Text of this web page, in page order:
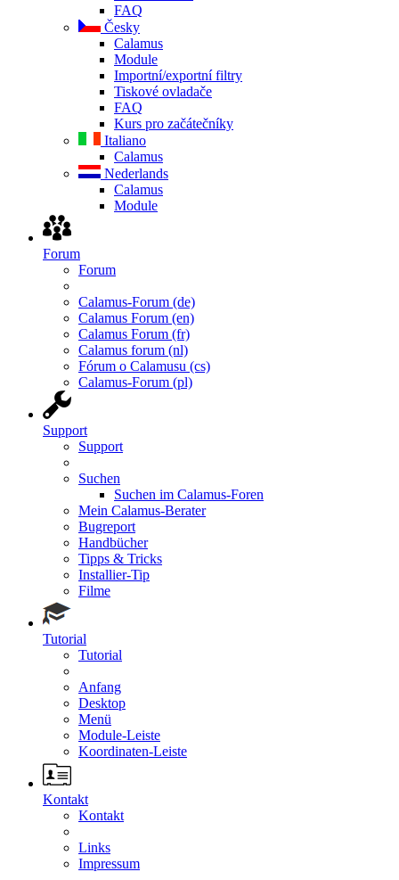
FAQ
Česky
Calamus
Module
Importní/exportní filtry
Tiskové ovladače
FAQ
Kurs pro začátečníky
Italiano
Calamus
Nederlands
Calamus
Module
Forum
Forum
Calamus-Forum (de)
Calamus Forum (en)
Calamus Forum (fr)
Calamus forum (nl)
Fórum o Calamusu (cs)
Calamus-Forum (pl)
Support
Support
Suchen
Suchen im Calamus-Foren
Mein Calamus-Berater
Bugreport
Handbücher
Tipps & Tricks
Installier-Tip
Filme
Tutorial
Tutorial
Anfang
Desktop
Menü
Module-Leiste
Koordinaten-Leiste
Kontakt
Kontakt
Links
Impressum